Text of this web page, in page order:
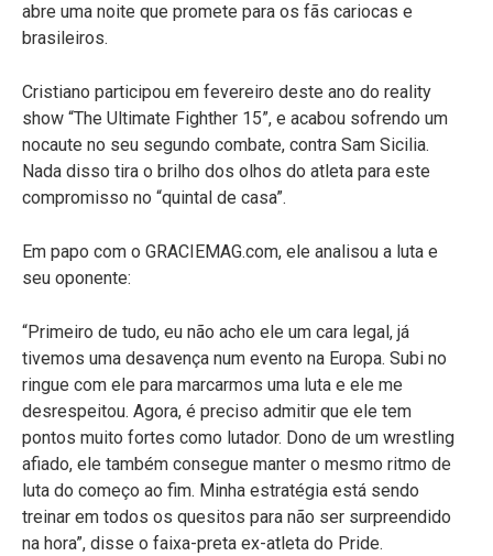
abre uma noite que promete para os fãs cariocas e
brasileiros.
Cristiano participou em fevereiro deste ano do reality
show “The Ultimate Fighther 15”, e acabou sofrendo um
nocaute no seu segundo combate, contra Sam Sicilia.
Nada disso tira o brilho dos olhos do atleta para este
compromisso no “quintal de casa”.
Em papo com o GRACIEMAG.com, ele analisou a luta e
seu oponente:
“Primeiro de tudo, eu não acho ele um cara legal, já
tivemos uma desavença num evento na Europa. Subi no
ringue com ele para marcarmos uma luta e ele me
desrespeitou. Agora, é preciso admitir que ele tem
pontos muito fortes como lutador. Dono de um wrestling
afiado, ele também consegue manter o mesmo ritmo de
luta do começo ao fim. Minha estratégia está sendo
treinar em todos os quesitos para não ser surpreendido
na hora”, disse o faixa-preta ex-atleta do Pride.